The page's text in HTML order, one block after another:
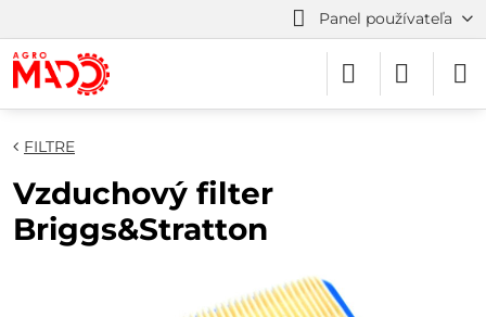
Panel používateľa
FILTRE
Vzduchový filter
Briggs&Stratton